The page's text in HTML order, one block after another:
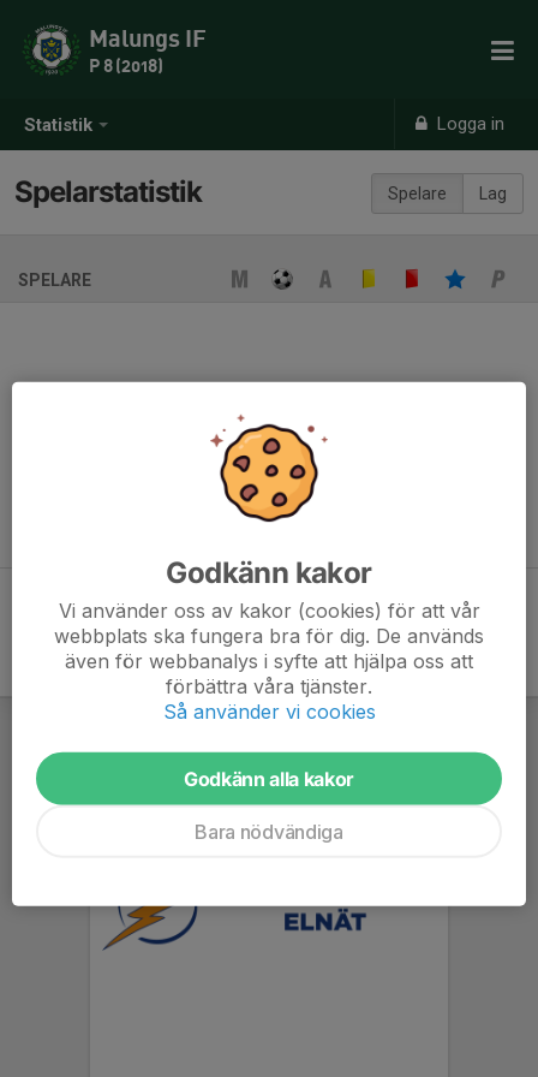
Statistik Logga in
Malungs IF
P 8 (2018)
Spelare Lag
Spelarstatistik
SPELARE
Ingen spelarstatistik sparad
När ni fyller i uppställning på respektive match visas statistiken
automatiskt på denna sida
Godkänn kakor
Vi använder oss av kakor (cookies) för att vår
webbplats ska fungera bra för dig. De används
även för webbanalys i syfte att hjälpa oss att
förbättra våra tjänster.
Så använder vi cookies
Godkänn alla kakor
Bara nödvändiga